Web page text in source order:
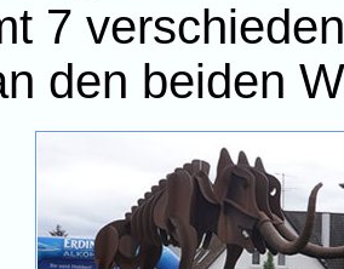
7
den beiden